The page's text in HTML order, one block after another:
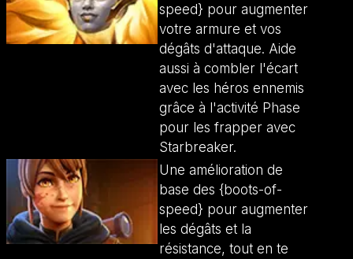
speed} pour augmenter
votre armure et vos
dégâts d'attaque. Aide
aussi à combler l'écart
avec les héros ennemis
grâce à l'activité Phase
pour les frapper avec
Starbreaker.
Une amélioration de
base des {boots-of-
speed} pour augmenter
les dégâts et la
résistance, tout en te